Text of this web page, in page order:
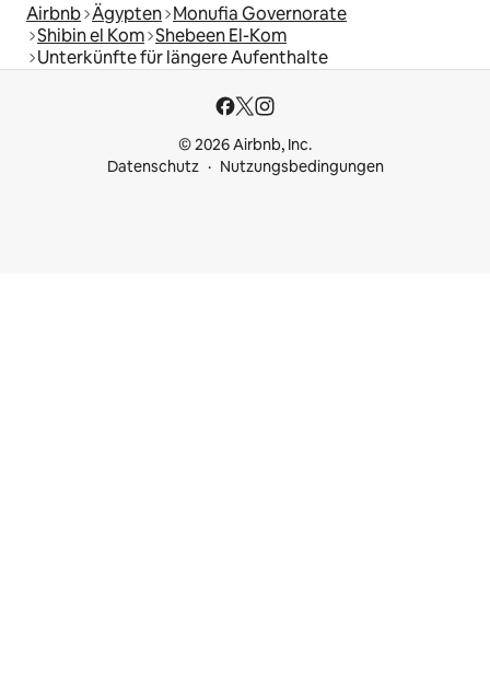
Airbnb Ägypten Monufia Governorate
Shibin el Kom Shebeen El-Kom
Unterkünfte für längere Aufenthalte
© 2026 Airbnb, Inc.
Datenschutz
Nutzungsbedingungen